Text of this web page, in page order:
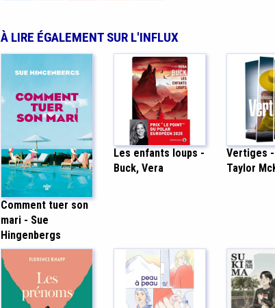
À LIRE ÉGALEMENT SUR L'INFLUX
Comment tuer son
mari - Sue
Hingenbergs
Les enfants loups -
Buck, Vera
Vertiges
Taylor